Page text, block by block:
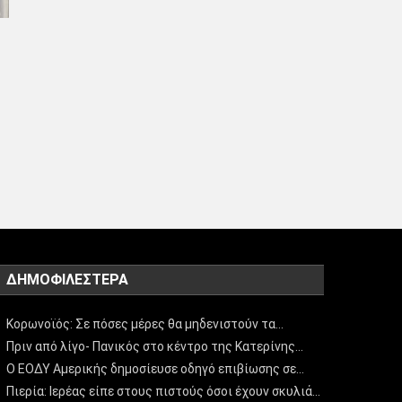
ΔΗΜΟΦΙΛΈΣΤΕΡΑ
Κορωνοϊός: Σε πόσες μέρες θα μηδενιστούν τα…
Πριν από λίγο- Πανικός στο κέντρο της Κατερίνης…
Ο ΕΟΔΥ Αμερικής δημοσίευσε οδηγό επιβίωσης σε…
Πιερία: Ιερέας είπε στους πιστούς όσοι έχουν σκυλιά…